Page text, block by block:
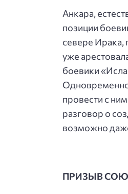
Анкара,
позиции
севере Ирака,
уже
боевики
провести с
разговор о
возможно
ПРИЗЫВ